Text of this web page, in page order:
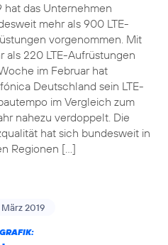
hat das Unternehmen
mehr als 900 LTE-
vorgenommen. Mit
als 220 LTE-Aufrüstungen
im Februar hat
Deutschland sein LTE-
im Vergleich zum
nahezu verdoppelt. Die
hat sich bundesweit in
Regionen […]
März 2019